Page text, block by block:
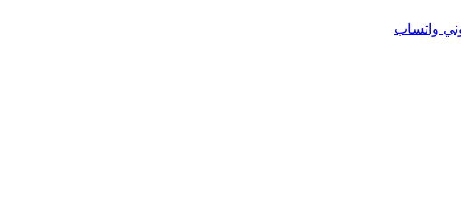
واتساب